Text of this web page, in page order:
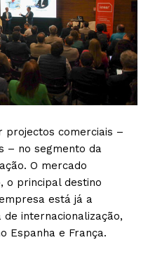
comerciais –
– no segmento da
O mercado
o principal destino
está já a
internacionalização,
Espanha e França.